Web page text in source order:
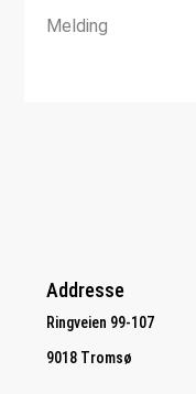
Addresse
Ringveien 99-107
9018 Tromsø